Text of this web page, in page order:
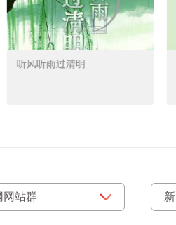
听风听雨过清明